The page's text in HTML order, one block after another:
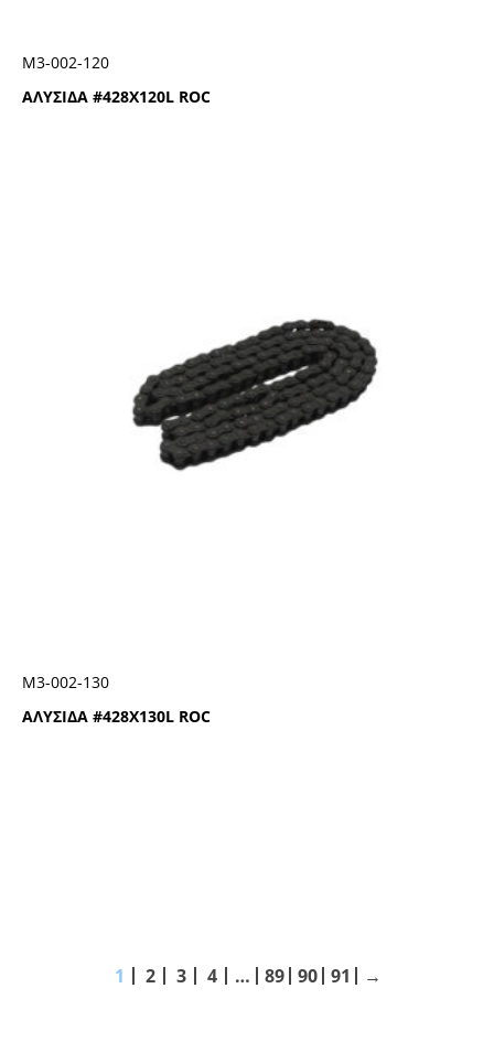
ΑΛΥΣΙΔΑ #428Χ120L ROC
Μ3-002-120
ΑΛΥΣΙΔΑ #428Χ130L ROC
Μ3-002-130
1 2 3 4 … 89 90 91 →